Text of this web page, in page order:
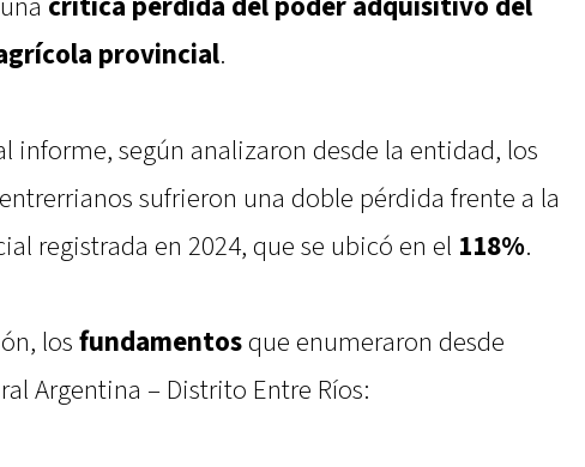
crítica pérdida del poder adquisitivo del
provincial.
informe, según analizaron desde la entidad, los
sufrieron una doble pérdida frente a la
registrada en 2024, que se ubicó en el 118%.
losfundamentosque enumeraron desde
Argentina – Distrito Entre Ríos: